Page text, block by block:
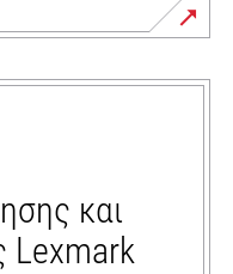
και
Lexmark